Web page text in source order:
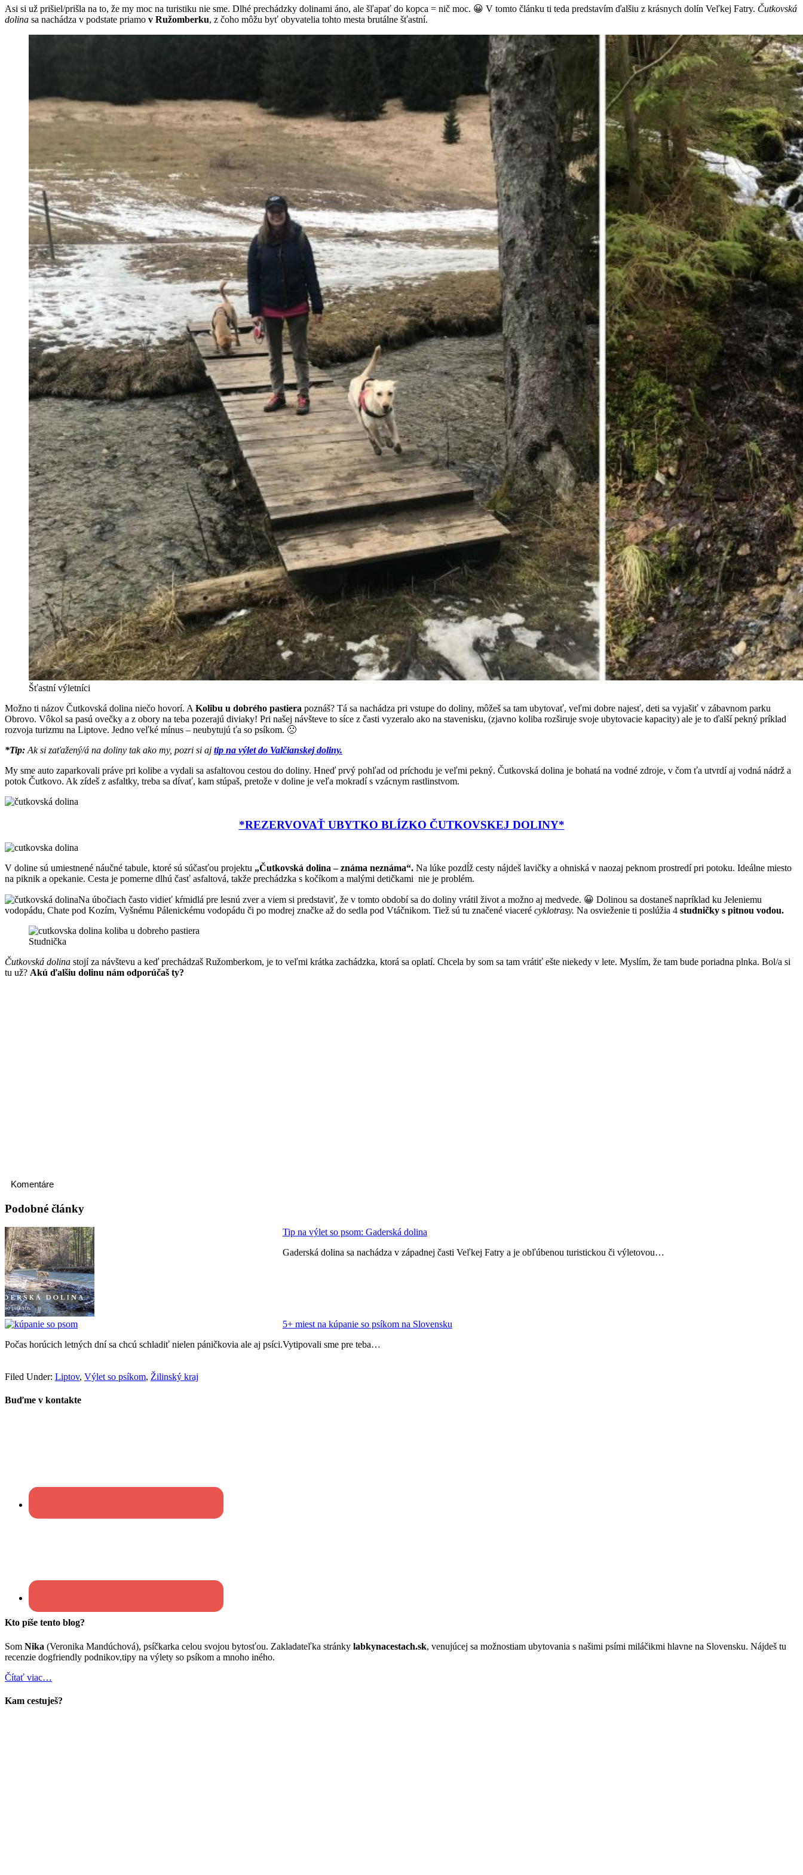
Asi si už prišiel/prišla na to, že my moc na turistiku nie sme. Dlhé prechádzky dolinami áno, ale šľapať do kopca = nič moc. 😀 V tomto článku ti teda predstavím ďalšiu z krásnych dolín Veľkej Fatry. Čutkovská
dolina sa nachádza v podstate priamo v Ružomberku, z čoho môžu byť obyvatelia tohto mesta brutálne šťastní.
Šťastní výletníci
Možno ti názov Čutkovská dolina niečo hovorí. A Kolibu u dobrého pastiera poznáš? Tá sa nachádza pri vstupe do doliny, môžeš sa tam ubytovať, veľmi dobre najesť, deti sa vyjašiť v zábavnom parku
Obrovo. Vôkol sa pasú ovečky a z obory na teba pozerajú diviaky! Pri našej návšteve to síce z časti vyzeralo ako na stavenisku, (zjavno koliba rozširuje svoje ubytovacie kapacity) ale je to ďalší pekný príklad
rozvoja turizmu na Liptove. Jedno veľké mínus – neubytujú ťa so psíkom. 🙁
*Tip: Ak si zaťažený/á na doliny tak ako my, pozri si aj tip na výlet do Valčianskej doliny.
My sme auto zaparkovali práve pri kolibe a vydali sa asfaltovou cestou do doliny. Hneď prvý pohľad od príchodu je veľmi pekný. Čutkovská dolina je bohatá na vodné zdroje, v čom ťa utvrdí aj vodná nádrž a
potok Čutkovo. Ak zídeš z asfaltky, treba sa dívať, kam stúpaš, pretože v doline je veľa mokradí s vzácnym rastlinstvom.
*REZERVOVAŤ UBYTKO BLÍZKO ČUTKOVSKEJ DOLINY*
V doline sú umiestnené náučné tabule, ktoré sú súčasťou projektu „Čutkovská dolina – známa neznáma“. Na lúke pozdĺž cesty nájdeš lavičky a ohniská v naozaj peknom prostredí pri potoku. Ideálne miesto
na piknik a opekanie. Cesta je pomerne dlhú časť asfaltová, takže prechádzka s kočíkom a malými detičkami nie je problém.
Na úbočiach často vidieť kŕmidlá pre lesnú zver a viem si predstaviť, že v tomto období sa do doliny vrátil život a možno aj medvede. 😀 Dolinou sa dostaneš napríklad ku Jeleniemu
vodopádu, Chate pod Kozím, Vyšnému Pálenickému vodopádu či po modrej značke až do sedla pod Vtáčnikom. Tiež sú tu značené viaceré cyklotrasy. Na osvieženie ti poslúžia 4 studničky s pitnou vodou.
Studnička
Čutkovská dolina stojí za návštevu a keď prechádzaš Ružomberkom, je to veľmi krátka zachádzka, ktorá sa oplatí. Chcela by som sa tam vrátiť ešte niekedy v lete. Myslím, že tam bude poriadna plnka. Bol/a si
tu už? Akú ďalšiu dolinu nám odporúčaš ty?
Komentáre
Podobné články
Tip na výlet so psom: Gaderská dolina
Gaderská dolina sa nachádza v západnej časti Veľkej Fatry a je obľúbenou turistickou či výletovou…
5+ miest na kúpanie so psíkom na Slovensku
Počas horúcich letných dní sa chcú schladiť nielen páničkovia ale aj psíci.Vytipovali sme pre teba…
Filed Under: Liptov, Výlet so psíkom, Žilinský kraj
Buďme v kontakte
Kto píše tento blog?
Som Nika (Veronika Mandúchová), psíčkarka celou svojou bytosťou. Zakladateľka stránky labkynacestach.sk, venujúcej sa možnostiam ubytovania s našimi psími miláčikmi hlavne na Slovensku. Nájdeš tu
recenzie dogfriendly podnikov,tipy na výlety so psíkom a mnoho iného.
Čítať viac…
Kam cestuješ?